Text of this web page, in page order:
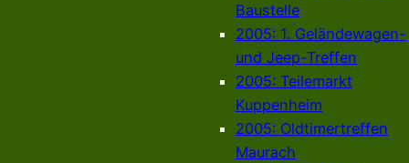
Baustelle
2005: 1. Geländewagen-
und Jeep-Treffen
2005: Teilemarkt
Kuppenheim
2005: Oldtimertreffen
Maurach